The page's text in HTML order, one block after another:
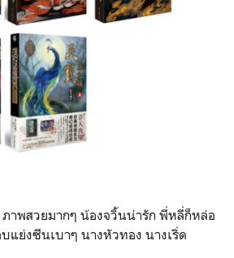
ภาพสวยมากๆ น้องจวิ้นน่ารัก พี่หลี่ก็หล่อ
แย่งซีนเบาๆ นางหัวทอง นางเริ่ด